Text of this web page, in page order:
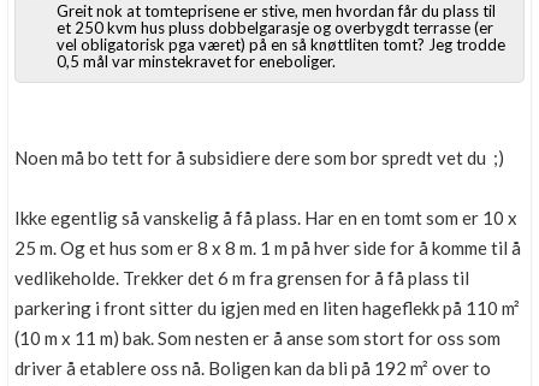
Greit nok at tomteprisene er stive, men hvordan får du plass til
et 250 kvm hus pluss dobbelgarasje og overbygdt terrasse (er
vel obligatorisk pga været) på en så knøttliten tomt? Jeg trodde
0,5 mål var minstekravet for eneboliger.
Noen må bo tett for å subsidiere dere som bor spredt vet du ;)
Ikke egentlig så vanskelig å få plass. Har en en tomt som er 10 x
25 m. Og et hus som er 8 x 8 m. 1 m på hver side for å komme til å
vedlikeholde. Trekker det 6 m fra grensen for å få plass til
parkering i front sitter du igjen med en liten hageflekk på 110 m²
(10 m x 11 m) bak. Som nesten er å anse som stort for oss som
driver å etablere oss nå. Boligen kan da bli på 192 m² over to